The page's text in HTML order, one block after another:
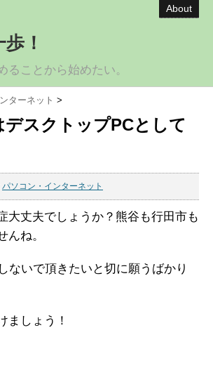
About
！
ることから始めたい。
ターネット >
デスクトップPCとして
パソコン・インターネット
大丈夫でしょうか？熊谷も行田市も
んね。
ないで頂きたいと切に願うばかり
ましょう！